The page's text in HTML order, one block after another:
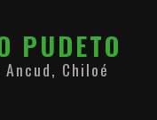
PUDETO
Ancud, Chiloé